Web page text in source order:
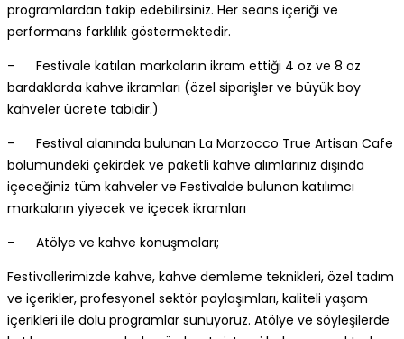
programlardan takip edebilirsiniz. Her seans içeriği ve
performans farklılık göstermektedir.
- Festivale katılan markaların ikram ettiği 4 oz ve 8 oz
bardaklarda kahve ikramları (özel siparişler ve büyük boy
kahveler ücrete tabidir.)
- Festival alanında bulunan La Marzocco True Artisan Cafe
bölümündeki çekirdek ve paketli kahve alımlarınız dışında
içeceğiniz tüm kahveler ve Festivalde bulunan katılımcı
markaların yiyecek ve içecek ikramları
- Atölye ve kahve konuşmaları;
Festivallerimizde kahve, kahve demleme teknikleri, özel tadım
ve içerikler, profesyonel sektör paylaşımları, kaliteli yaşam
içerikleri ile dolu programlar sunuyoruz. Atölye ve söyleşilerde